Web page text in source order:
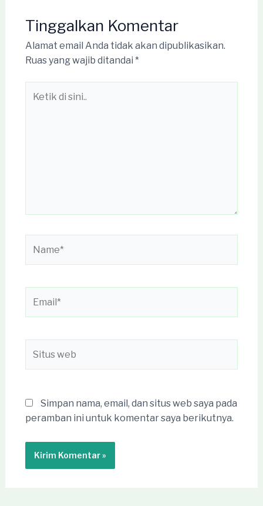
Tinggalkan Komentar
Alamat email Anda tidak akan dipublikasikan.
Ruas yang wajib ditandai *
web
Simpan nama, email, dan situs web saya pada
peramban ini untuk komentar saya berikutnya.